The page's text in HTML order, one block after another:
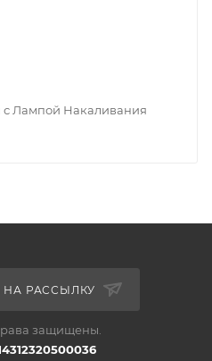
Лампой Накаливания
РАССЫЛКУ
защищены.